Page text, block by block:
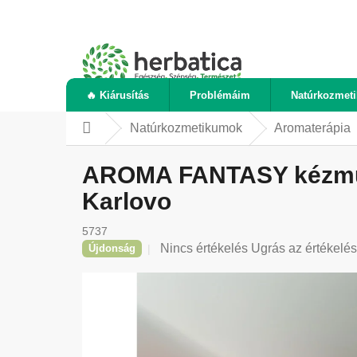
🔥 Kiárusítás Problémáim
KezdőlapNatúrkozmetikumok Aromaterápia
AROMA FANTASY
Karlovo
5737
Újdonság
A
Nincs értékelés Ugrás az